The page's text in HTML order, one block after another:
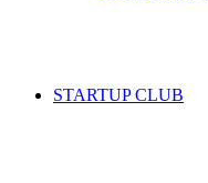
STARTUP CLUB